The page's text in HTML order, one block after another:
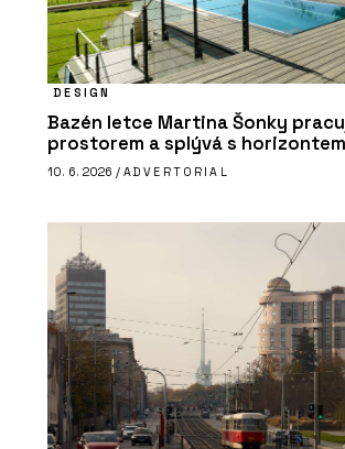
DESIGN
Bazén letce Martina Šonky
prostorem a splývá s horizontem
10. 6. 2026 / ADVERTORIAL